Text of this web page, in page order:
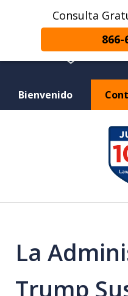
Consulta
866-
Bienvenido
¿Herido en un
Choque de
Ser Querido en
La
Trump